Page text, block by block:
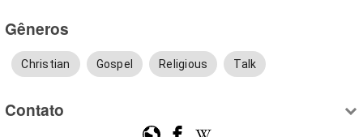
Gêneros
Christian Gospel Religious Talk
Contato